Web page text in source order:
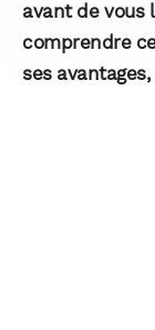
avant de vous
comprendre
ses